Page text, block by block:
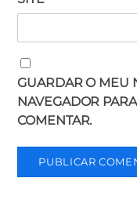
GUARDAR O MEU
NAVEGADOR
COMENTAR.